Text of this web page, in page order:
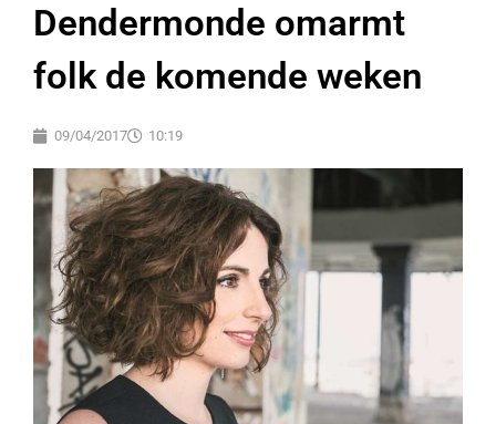
Dendermonde omarmt
folk de komende weken
09/04/2017 10:19